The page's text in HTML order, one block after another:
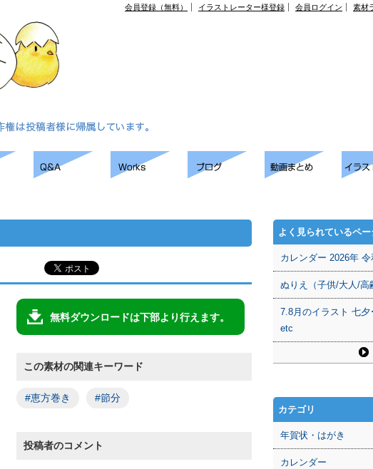
会員登録（無料） イラストレーター様登録 会員ログイン 素材
無料ダウンロードは下部より行えます。
この素材の関連キーワード
#恵方巻き #節分
投稿者のコメント
よく見られているペー
カレンダー 2026年 令
ぬりえ（子供/大人/高
7.8月のイラスト 七夕
etc
カテゴリ
年賀状・はがき
カレンダー